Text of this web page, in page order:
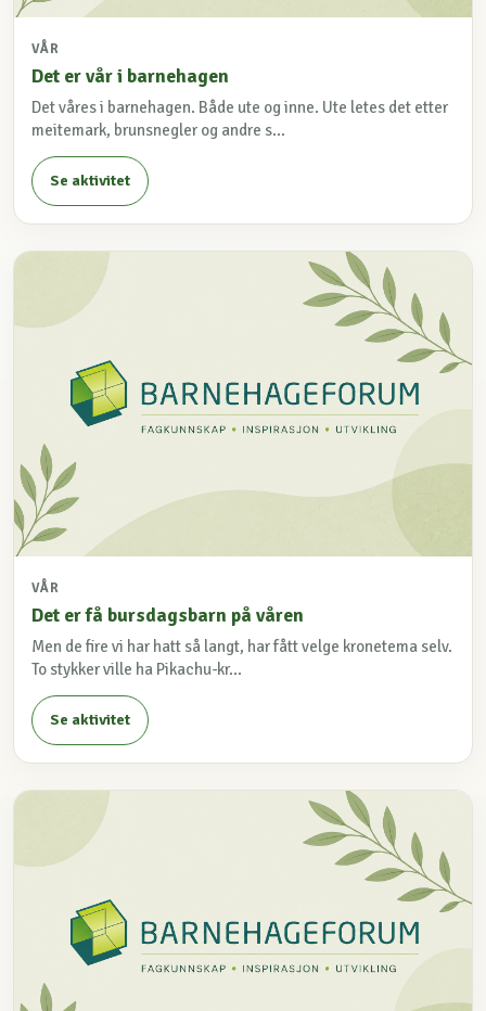
VÅR
Det er vår i barnehagen
Det våres i barnehagen. Både ute og inne. Ute letes det etter
meitemark, brunsnegler og andre s...
Se aktivitet
VÅR
Det er få bursdagsbarn på våren
Men de fire vi har hatt så langt, har fått velge kronetema selv.
To stykker ville ha Pikachu-kr...
Se aktivitet